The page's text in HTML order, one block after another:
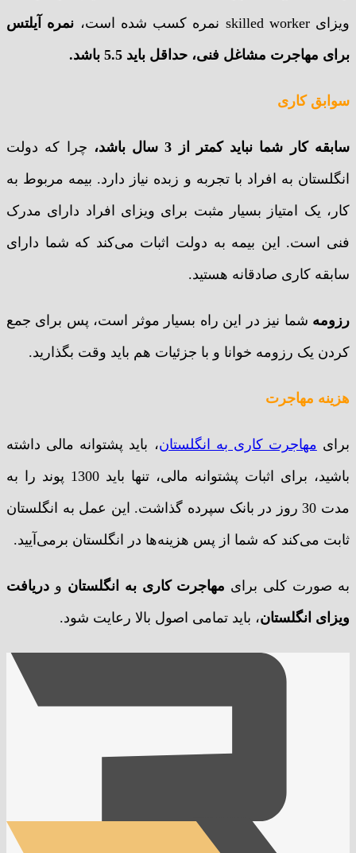
ویزای skilled worker نمره کسب شده است،
نمره آیلتس
برای مهاجرت مشاغل فنی، حداقل باید 5.5 باشد.
سوابق کاری
سابقه کار شما نباید کمتر از 3 سال باشد،
چرا که دولت
انگلستان به افراد با تجربه و زبده نیاز دارد. بیمه مربوط به
کار، یک امتیاز بسیار مثبت برای ویزای افراد دارای مدرک
فنی است. این بیمه به دولت اثبات می‌کند که شما دارای
سابقه کاری صادقانه هستید.
رزومه شما نیز در این راه بسیار موثر است، پس برای جمع
کردن یک رزومه خوانا و با جزئیات هم باید وقت بگذارید.
هزینه مهاجرت
برای مهاجرت کاری به انگلستان، باید پشتوانه مالی داشته
باشید، برای اثبات پشتوانه مالی، تنها باید 1300 پوند را به
مدت 30 روز در بانک سپرده گذاشت. این عمل به انگلستان
ثابت می‌کند که شما از پس هزینه‌ها در انگلستان بر‌می‌آیید.
به صورت کلی برای مهاجرت کاری به انگلستان و دریافت
ویزای انگلستان، باید تمامی اصول بالا رعایت شود.